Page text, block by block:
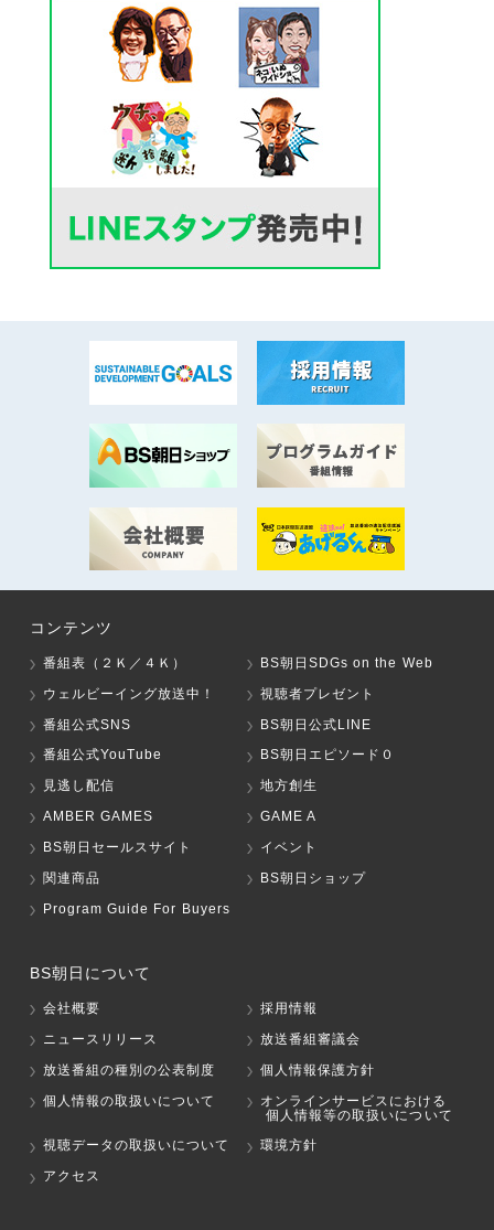
コンテンツ
番組表（２Ｋ／４Ｋ）
BS朝日SDGs on the Web
ウェルビーイング放送中！
視聴者プレゼント
番組公式SNS
BS朝日公式LINE
番組公式YouTube
BS朝日エピソード０
見逃し配信
地方創生
AMBER GAMES
GAME A
BS朝日セールスサイト
イベント
関連商品
BS朝日ショップ
Program Guide For Buyers
BS朝日について
会社概要
採用情報
ニュースリリース
放送番組審議会
放送番組の種別の公表制度
個人情報保護方針
個人情報の取扱いについて
オンラインサービスにおける
個人情報等の取扱いについて
視聴データの取扱いについて
環境方針
アクセス